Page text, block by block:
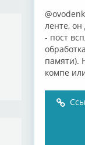
ленте, он
- пост
памяти).
компе